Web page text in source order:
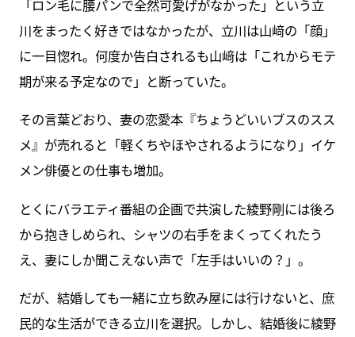
「ロン毛に腰パンで全然可愛げがなかった」という立
川をまったく好きではなかったが、立川は山﨑の「顔」
に一目惚れ。何度か告白されるも山﨑は「これからモテ
期が来る予定なので」と断っていた。
その言葉どおり、妻の恋愛本『ちょうどいいブスのスス
メ』が売れると「軽くちやほやされるようになり」イケ
メン俳優との仕事も増加。
とくにバラエティ番組の企画で共演した綾野剛には後ろ
から抱きしめられ、シャツの右手をまくってくれたう
え、妻にしか聞こえない声で「左手はいいの？」。
だが、結婚しても一緒に立ち飲み屋には行けないと、庶
民的な生活ができる立川を選択。しかし、結婚後に綾野